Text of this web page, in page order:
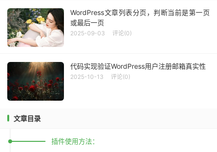
WordPress文章列表分页，判断当前是第一页
或最后一页
2025-09-03 评论(0)
代码实现验证WordPress用户注册邮箱真实性
2025-10-13 评论(0)
文章目录
插件使用方法：